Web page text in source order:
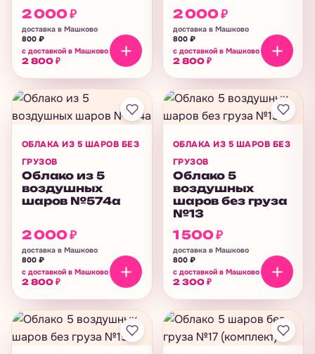
2 000₽
доставка в Машково
800 ₽
с доставкой в Машково
2 800 ₽
2 000₽
доставка в Машково
800 ₽
с доставкой в Машково
2 800 ₽
ОБЛАКА ИЗ 5 ШАРОВ БЕЗ
ГРУЗОВ
Облако из 5
воздушных
шаров №574а
2 000₽
доставка в Машково
800 ₽
с доставкой в Машково
2 800 ₽
ОБЛАКА ИЗ 5 ШАРОВ БЕЗ
ГРУЗОВ
Облако 5
воздушных
шаров без груза
№13
1 500₽
доставка в Машково
800 ₽
с доставкой в Машково
2 300 ₽